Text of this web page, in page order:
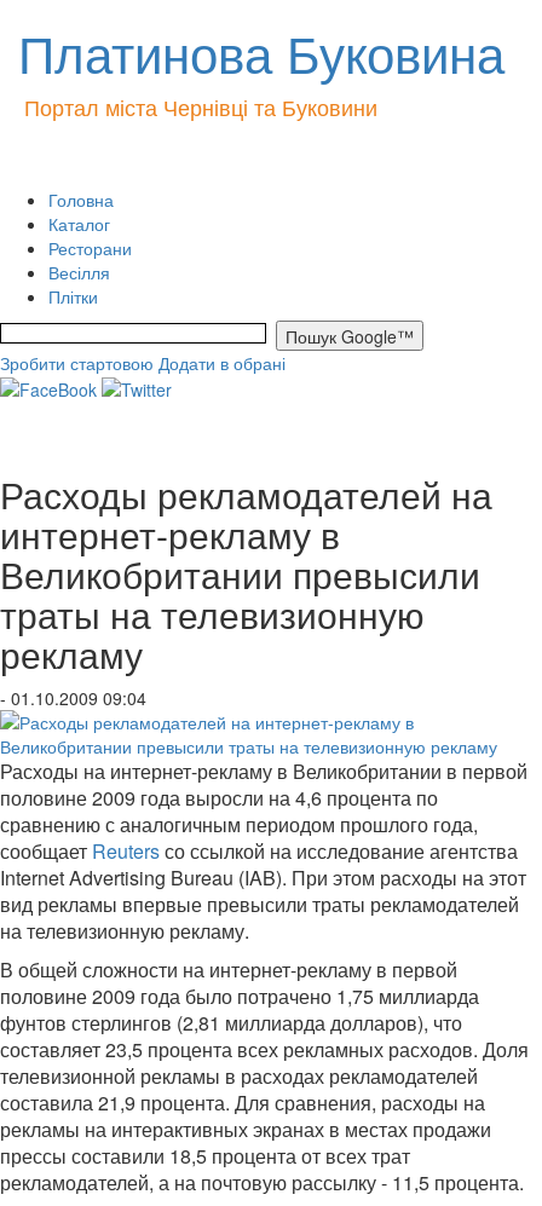
Платинова Буковина
Портал міста Чернівці та Буковини
Головна
Каталог
Ресторани
Весілля
Плітки
Зробити стартовою Додати в обрані
Расходы рекламодателей на
интернет-рекламу в
Великобритании превысили
траты на телевизионную
рекламу
- 01.10.2009 09:04
Расходы на интернет-рекламу в Великобритании в первой
половине 2009 года выросли на 4,6 процента по
сравнению с аналогичным периодом прошлого года,
сообщает Reutersсо ссылкой на исследование агентства
Internet Advertising Bureau (IAB). При этом расходы на этот
вид рекламы впервые превысили траты рекламодателей
на телевизионную рекламу.
В общей сложности на интернет-рекламу в первой
половине 2009 года было потрачено 1,75 миллиарда
фунтов стерлингов (2,81 миллиарда долларов), что
составляет 23,5 процента всех рекламных расходов. Доля
телевизионной рекламы в расходах рекламодателей
составила 21,9 процента. Для сравнения, расходы на
рекламы на интерактивных экранах в местах продажи
прессы составили 18,5 процента от всех трат
рекламодателей, а на почтовую рассылку - 11,5 процента.